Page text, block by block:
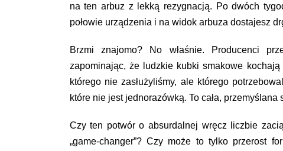
na ten arbuz z lekką rezygnacją. Po dwóch
połowie urządzenia i na widok arbuza dostajesz
Brzmi znajomo? No właśnie. Producenci
zapominając, że ludzkie kubki smakowe
którego nie zasłużyliśmy, ale którego
które nie jest jednorazówką. To cała, przemyślana
Czy ten potwór o absurdalnej wręcz liczbie
„game-changer”? Czy może to tylko przerost